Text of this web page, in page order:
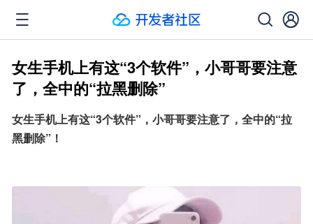
女生手机上有这“3个软件”，小哥哥要注意
了，全中的“拉黑删除”
女生手机上有这“3个软件”，小哥哥要注意了，全中的“拉
黑删除”！